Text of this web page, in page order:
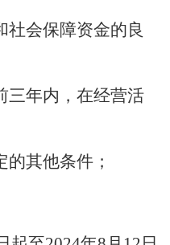
社会保障资金的良
三年内，在经营活
其他条件；